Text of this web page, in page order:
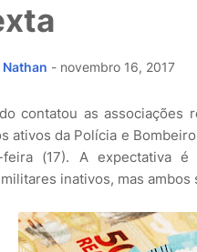
Nathan - novembro 16, 2017
contatou as associações
ativos da Polícia e
feira (17). A expectativa
inativos, mas